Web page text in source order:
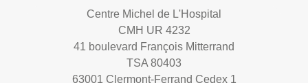
Centre Michel de L'Hospital
CMH UR 4232
41 boulevard François Mitterrand
TSA 80403
63001 Clermont-Ferrand Cedex 1